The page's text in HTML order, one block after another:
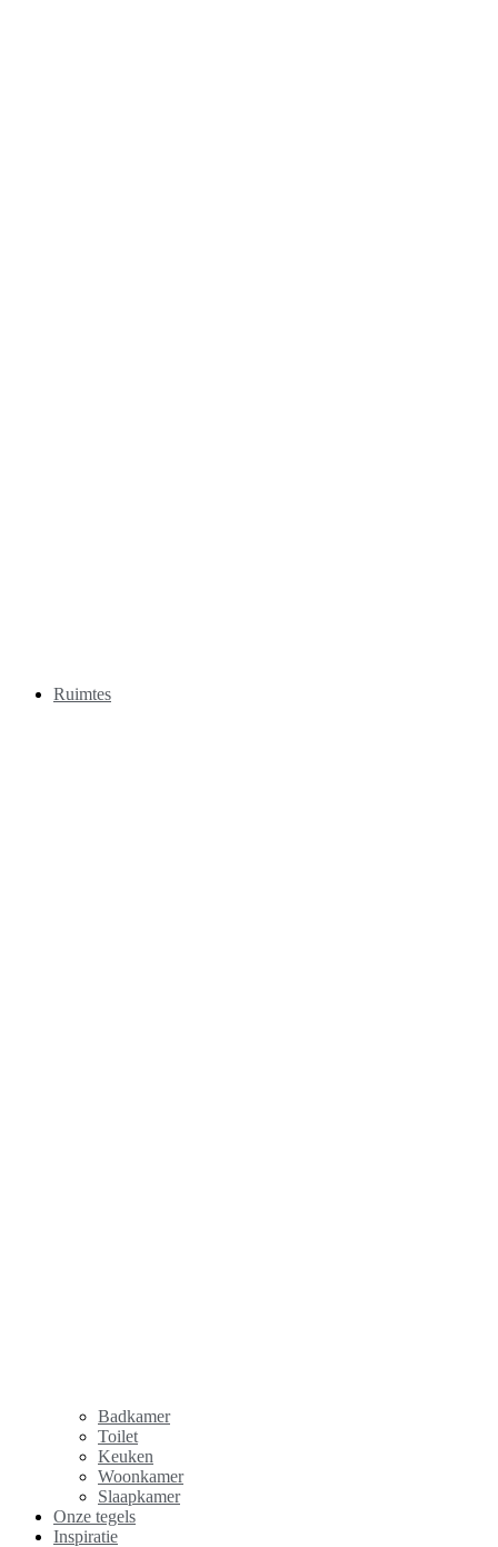
Ruimtes
Badkamer
Toilet
Keuken
Woonkamer
Slaapkamer
Onze tegels
Inspiratie